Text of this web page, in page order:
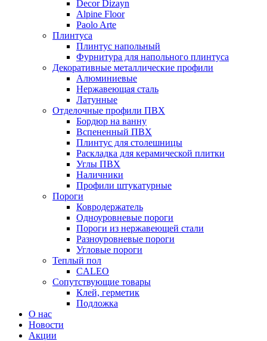
Decor Dizayn
Alpine Floor
Paolo Arte
Плинтуса
Плинтус напольный
Фурнитура для напольного плинтуса
Декоративные металлические профили
Алюминиевые
Нержавеющая сталь
Латунные
Отделочные профили ПВХ
Бордюр на ванну
Вспененный ПВХ
Плинтус для столешницы
Раскладка для керамической плитки
Углы ПВХ
Наличники
Профили штукатурные
Пороги
Ковродержатель
Одноуровневые пороги
Пороги из нержавеющей стали
Разноуровневые пороги
Угловые пороги
Теплый пол
CALEO
Сопутствующие товары
Клей, герметик
Подложка
О нас
Новости
Акции